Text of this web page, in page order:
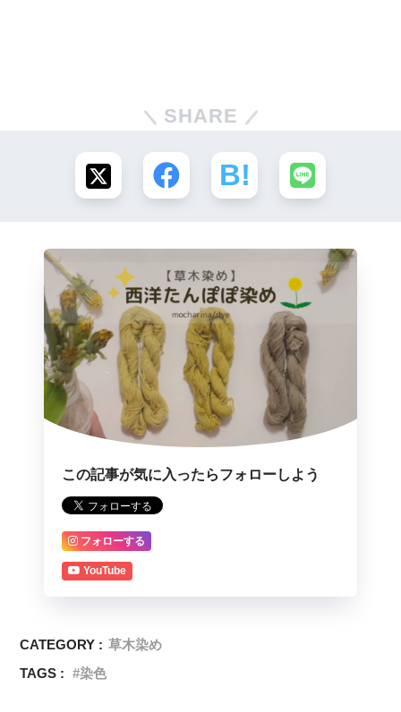
SHARE
この記事が気に入ったらフォローしよう
フォローする
YouTube
CATEGORY : 草木染め
TAGS :
染色